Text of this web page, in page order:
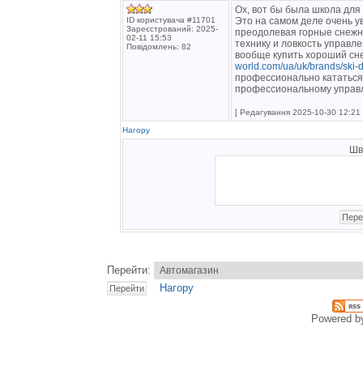
ID користувача #11701
Зареєстрований: 2025-
02-11 15:53
Повідомлень: 82
Ох, вот бы была школа для
Это на самом деле очень
преодолевая горные
технику и ловкость
вообще купить хороший
world.com/ua/uk/brands/ski-
профессионально
профессиональному
[ Редагування 2025-10-30 12:21
Нагору
Перейти:
Нагору
Powered